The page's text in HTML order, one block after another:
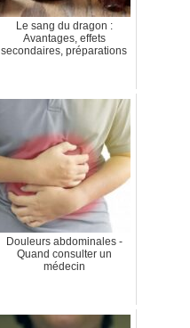
Le sang du dragon :
Avantages, effets
secondaires, préparations
Douleurs abdominales -
Quand consulter un
médecin